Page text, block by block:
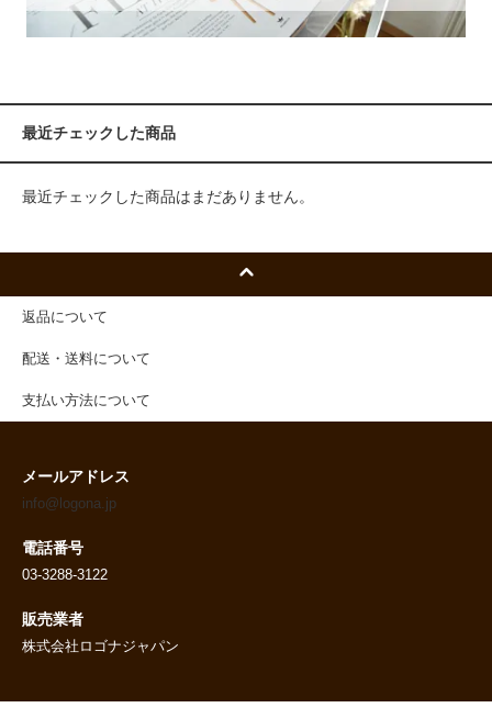
最近チェックした商品
最近チェックした商品はまだありません。
返品について
配送・送料について
支払い方法について
メールアドレス
info@logona.jp
電話番号
03-3288-3122
販売業者
株式会社ロゴナジャパン